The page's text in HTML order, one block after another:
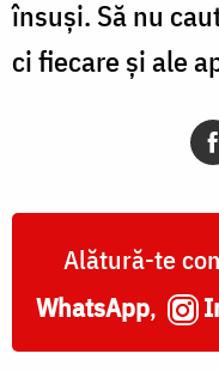
însuși. Să nu
ci fiecare și ale
Alătură-te
WhatsApp,